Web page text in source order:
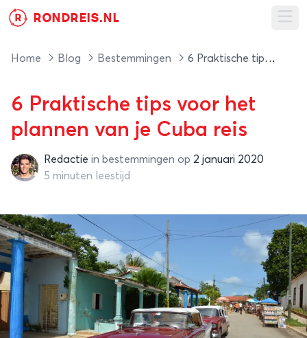
R RONDREIS.NL
Home Blog Bestemmingen 6 Praktische tips voor het plannen van je Cuba reis
6 Praktische tips voor het
plannen van je Cuba reis
RedactieRedactie in bestemmingen op 2 januari 2020
5 minuten leestijd